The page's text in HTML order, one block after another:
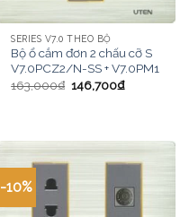
SERIES V7.0 THEO BỘ
Bộ ổ cắm đơn 2 chấu cỡ S
V7.0PCZ2/N-SS + V7.0PM1
163,000₫ 146,700₫
-10%